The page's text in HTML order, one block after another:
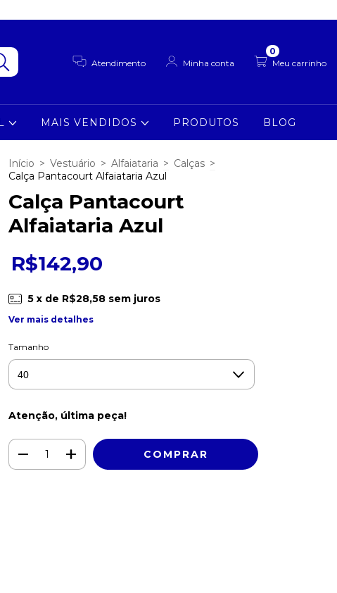
Atendimento Minha conta Meu carrinho
0
MAIS VENDIDOS PRODUTOS BLOG
Início > Vestuário > Alfaiataria > Calças >
Calça Pantacourt Alfaiataria Azul
Calça Pantacourt
Alfaiataria Azul
R$142,90
5 x de R$28,58 sem juros
Ver mais detalhes
Tamanho
Atenção, última peça!